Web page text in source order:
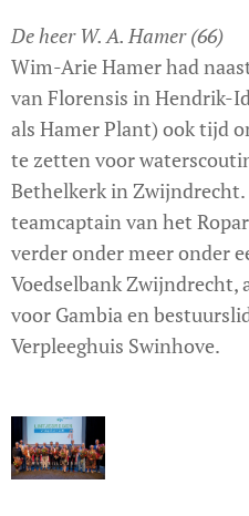
De heer W. A. Hamer (66)
Wim-Arie Hamer had
van Florensis in Hendrik-
als Hamer Plant) ook tijd
te zetten voor
Bethelkerk in Zwijndrecht.
teamcaptain van het
verder onder meer onder
Voedselbank
voor Gambia en
Verpleeghuis Swinhove.